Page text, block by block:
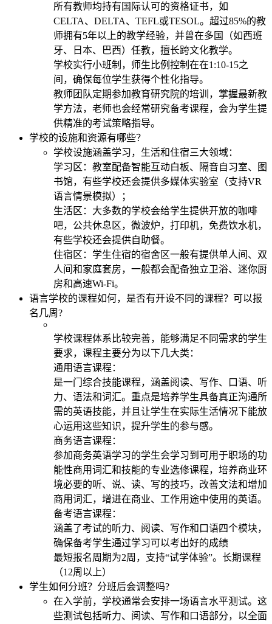
所有教师均持有国际认可的资格证书，如
CELTA、DELTA、TEFL或TESOL。超过85%的教
师拥有5年以上的教学经验，并曾在多国（如西班
牙、日本、巴西）任教，擅长跨文化教学。
学校实行小班制，师生比例控制在在1:10-15之
间，确保每位学生获得个性化指导。
教师团队定期参加教育研究院的培训，掌握最新教
学方法，老师也会经常研究备考课程，会为学生提
供精准的考试策略指导。
学校的设施和资源有哪些？
学校设施涵盖学习，生活和住宿三大领域：
学习区：教室配备智能互动白板、隔音自习室、图
书馆，有些学校还会提供多媒体实验室（支持VR
语言情景模拟）；
生活区：大多数的学校会给学生提供开放的咖啡
吧，公共休息区，微波炉，打印机，免费饮水机，
有些学校还会提供自助餐。
住宿区：学生住宿的宿舍区一般有提供单人间、双
人间和家庭套房，一般都会配备独立卫浴、迷你厨
房和高速Wi-Fi。
语言学校的课程如何，是否有开设不同的课程？可以报
名几周?
学校课程体系比较完善，能够满足不同需求的学生
要求，课程主要分为以下几大类：
通用语言课程：
是一门综合技能课程，涵盖阅读、写作、口语、听
力、语法和词汇。重点是培养学生具备真正沟通所
需的英语技能，并且让学生在实际生活情况下能放
心运用这些知识，提升学生的参与感。
商务语言课程：
参加商务英语学习的学生会学习到可用于职场的功
能性商用词汇和技能的专业选修课程，培养商业环
境必要的听、说、读、写的技巧，改善文法和增加
商用词汇，增进在商业、工作用途中使用的英语。
备考语言课程：
涵盖了考试的听力、阅读、写作和口语四个模块，
确保备考学生通过学习可以考出好的成绩
最短报名周期为2周，支持“试学体验”。长期课程
（12周以上）
学生如何分班？分班后会调整吗?
在入学前，学校通常会安排一场语言水平测试。这
些测试包括听力、阅读、写作和口语部分，以全面